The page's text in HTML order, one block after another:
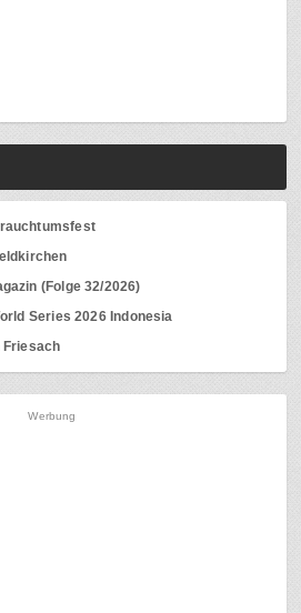
(Folge 32/2026)
Series 2026 Indonesia
Friesach
Werbung